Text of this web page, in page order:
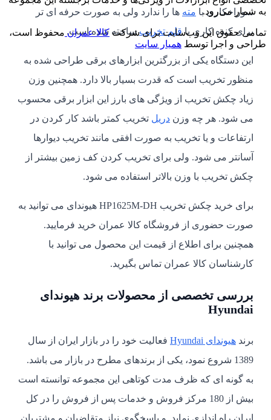
سوراخکاری با مته ها را ندارد ولی به صورت حرفه ای تر
برای کنده کاری باقلم تخریبساخته شده است.
این دستگاه یکی از بزرگترین ابزارهای برقی طراحی شده به
منظور تخریب است که قدرت بسیار بالا دارد. همچنین وزن
زیاد چکش تخریب از ویژگی های بارز این ابزار برقی محسوب
می شود. هر چه وزن دریل تخریب کمتر باشد کار کردن در
ارتفاعات و یا تخریب به صورت افقی مانند تخریب دیوارها
آسانتر می شود. ولی برای تخریب کردن کف زمین بیشتر از
چکش تخریب با وزن بالاتر استفاده می شود.
برای خرید چکش تخریب HP1625M-DH هیوندای می توانید به
صورت حضوری از فروشگاه کالا عمران خرید فرمایید.
همچنین برای اطلاع از قیمت این محصول می توانید با
کارشناسان کالا عمران تماس بگیرید.
بررسی تخصصی از محصولات برند هیوندای
Hyundai
برند هیوندای Hyundai
فعالیت خود را در بازار ایران از سال
1389 شروع نمود، یکی از برندهای مطرح در بازار می باشد.
به گونه ای که ظرف مدت کوتاهی این مجموعه توانسته است
بیش از 180 مرکز فروش و خدمات پس از فروش را در کل
ایران راه اندازی نماید. و پاسخگوی نیاز متقاضیان و مشتریان
به شمار می‌رود.
تمامی حقوق این وب‌سایت برای شرکت کالا عمران محفوظ است،
طراحی و اجرا توسط همیار سایت